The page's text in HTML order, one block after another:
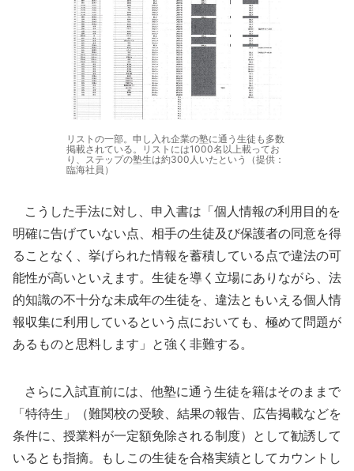
リストの一部。申し入れ企業の塾に通う生徒も多数
掲載されている。リストには1000名以上載ってお
り、ステップの塾生は約300人いたという（提供：
臨海社員）
こうした手法に対し、申入書は「個人情報の利用目的を
明確に告げていない点、相手の生徒及び保護者の同意を得
ることなく、挙げられた情報を蓄積している点で違法の可
能性が高いといえます。生徒を導く立場にありながら、法
的知識の不十分な未成年の生徒を、違法ともいえる個人情
報収集に利用しているという点においても、極めて問題が
あるものと思料します」と強く非難する。
さらに入試直前には、他塾に通う生徒を籍はそのままで
「特待生」（難関校の受験、結果の報告、広告掲載などを
条件に、授業料が一定額免除される制度）として勧誘して
いるとも指摘。もしこの生徒を合格実績としてカウントし